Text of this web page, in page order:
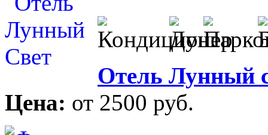
Отель Лунный
Цена: от 2500 руб.